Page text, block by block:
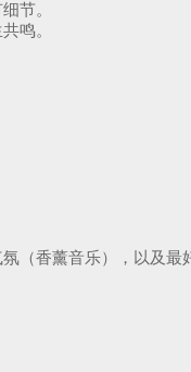
节。
鸣。
（香薰音乐），以及最